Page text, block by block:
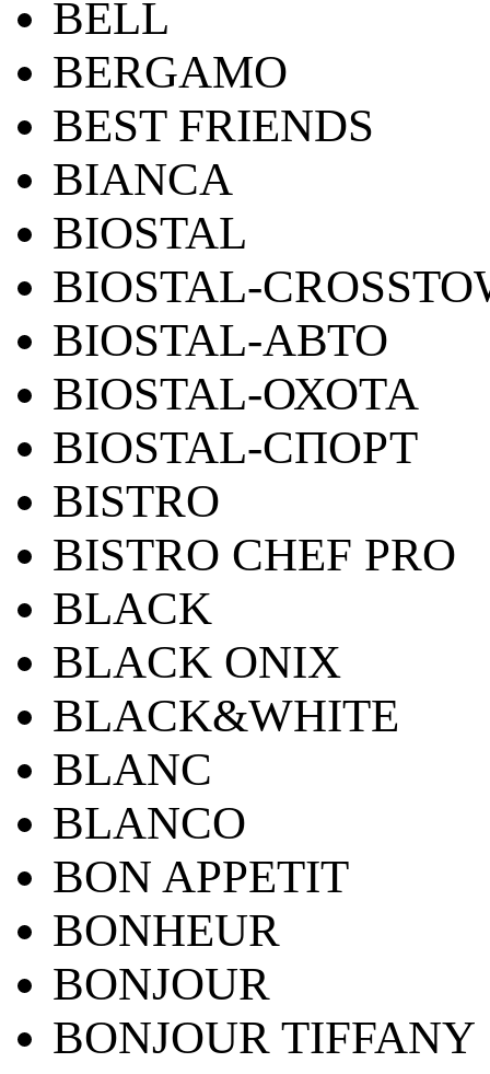
BELL
BERGAMO
BEST FRIENDS
BIANCA
BIOSTAL
BIOSTAL-
BIOSTAL-АВТО
BIOSTAL-ОХОТА
BIOSTAL-СПОРТ
BISTRO
BISTRO CHEF PRO
BLACK
BLACK ONIX
BLACK&WHITE
BLANC
BLANCO
BON APPETIT
BONHEUR
BONJOUR
BONJOUR TIFFANY